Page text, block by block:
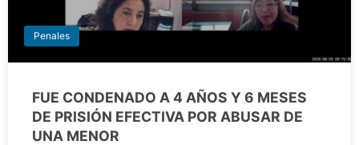
Penales
FUE CONDENADO A 4 AÑOS Y 6 MESES
DE PRISIÓN EFECTIVA POR ABUSAR DE
UNA MENOR